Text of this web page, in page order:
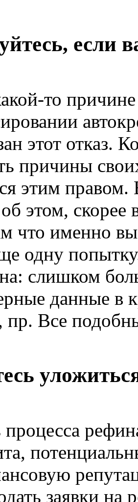
если
то причине
этот отказ.
причины
этим
этом, скорее
что именно
одну
слишком
данные в
пр. Все
процесса
заявки на